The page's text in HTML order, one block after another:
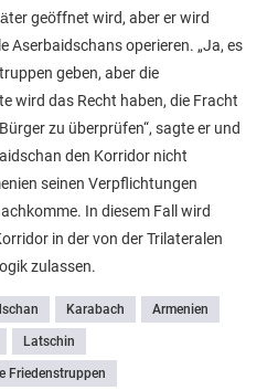
geöffnet wird, aber er wird
Aserbaidschans operieren. „Ja, es
geben, aber die
wird das Recht haben, die Fracht
zu überprüfen“, sagte er und
den Korridor nicht
seinen Verpflichtungen
In diesem Fall wird
in der von der Trilateralen
zulassen.
Karabach Armenien
Latschin
Friedenstruppen